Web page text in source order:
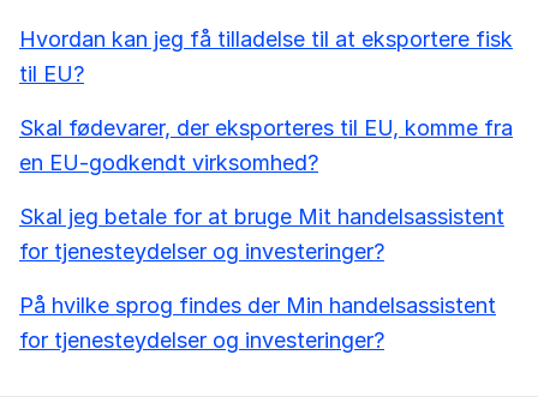
Hvordan kan jeg få tilladelse til at eksportere fisk
til EU?
Skal fødevarer, der eksporteres til EU, komme fra
en EU-godkendt virksomhed?
Skal jeg betale for at bruge Mit handelsassistent
for tjenesteydelser og investeringer?
På hvilke sprog findes der Min handelsassistent
for tjenesteydelser og investeringer?